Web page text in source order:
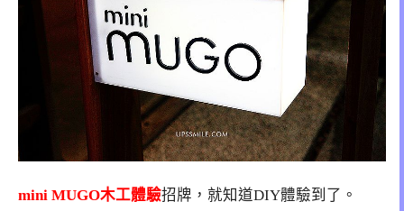
mini MUGO木工體驗招牌，就知道DIY體驗到了。